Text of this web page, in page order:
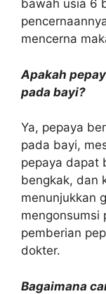
bawah usia 6
mencerna
Apakah
pada bayi?
Ya, pepaya
pada bayi,
pepaya dapat
bengkak, dan
menunjukkan
mengonsumsi
pemberian
dokter.
Bagaimana